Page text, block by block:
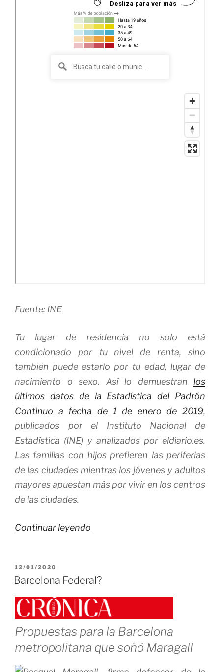
Fuente: INE
Tu lugar de residencia no solo está
condicionado por tu nivel de renta, sino
también puede estarlo por tu edad, lugar de
nacimiento o sexo. Así lo demuestran los
últimos datos de la Estadística del Padrón
Continuo a fecha de 1 de enero de 2019,
publicados por el Instituto Nacional de
Estadística (INE) y analizados por eldiario.es.
Las familias con hijos prefieren las periferias
de las ciudades mientras los jóvenes y adultos
mayores apuestan más por vivir en los centros
de las ciudades.
Continuar leyendo
española»
PUBLICADO
EL
12/01/2020
Barcelona Federal?
Propuestas para la Barcelona
metropolitana que soñó Maragall